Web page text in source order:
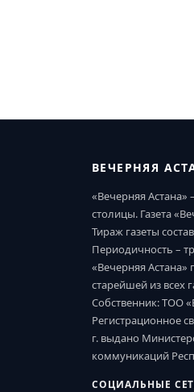
ВЕЧЕРНЯЯ
«Вечерняя
столицы. Газета
Тираж газеты
Периодичность –
«Вечерняя Астана»
старейшей из всех
Собственник: ТОО
Регистрационное
г. выдано
коммуникаций
СОЦИАЛЬНЫЕ